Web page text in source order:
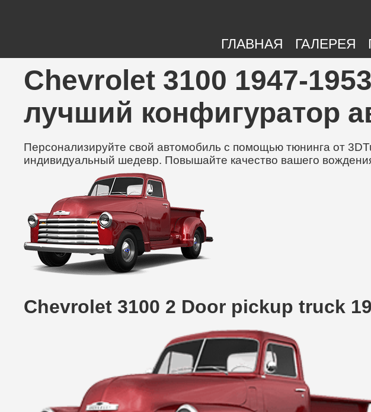
ГЛАВНАЯ ГАЛЕРЕЯ
Chevrolet 3100 1947-
лучший конфигуратор
Персонализируйте свой автомобиль с помощью тюнинга от
индивидуальный шедевр. Повышайте качество вашего
Chevrolet 3100 2 Door pickup truck